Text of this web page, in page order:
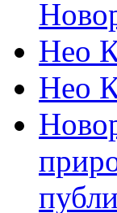
Нео
Нео